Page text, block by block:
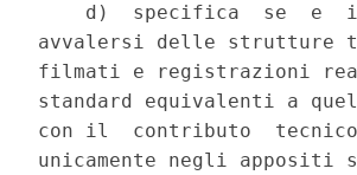
d)  specifica  se  e
avvalersi delle strutture
filmati e registrazioni
standard equivalenti a
con il  contributo
unicamente negli